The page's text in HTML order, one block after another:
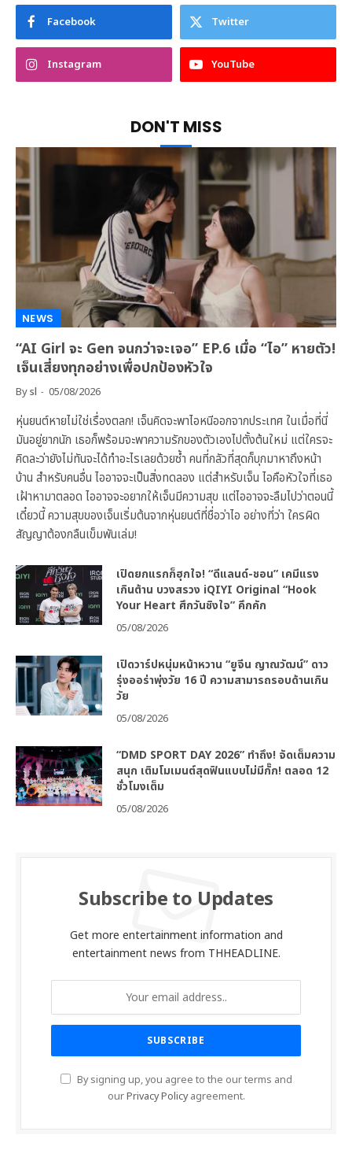
Facebook Twitter
Instagram YouTube
DON'T MISS
NEWS
“AI Girl จะ Gen จนกว่าจะเจอ” EP.6 เมื่อ “ไอ” หายตัว!
เจ็นเสี่ยงทุกอย่างเพื่อปกป้องหัวใจ
Bysl 05/08/2026
หุ่นยนต์หายไม่ใช่เรื่องตลก! เจ็นคิดจะพาไอหนีออกจากประเทศ ในเมื่อที่นี่
มันอยู่ยากนัก เธอก็พร้อมจะพาความรักของตัวเองไปตั้งต้นใหม่ แต่ใครจะ
คิดละว่ายังไม่ทันจะได้ทำอะไรเลยด้วยซ้ำ คนที่กลัวที่สุดก็บุกมาหาถึงหน้า
บ้าน สำหรับคนอื่น ไออาจจะเป็นสิ่งทดลอง แต่สำหรับเจ็น ไอคือหัวใจที่เธอ
เฝ้าหามาตลอด ไออาจจะอยากให้เจ็นมีความสุข แต่ไออาจจะลืมไปว่าตอนนี้
เดี๋ยวนี้ ความสุขของเจ็นเริ่มต้นจากหุ่นยนต์ที่ชื่อว่าไอ อย่างที่ว่า ใครผิด
สัญญาต้องกลืนเข็มพันเล่ม!
เปิดยกแรกก็ฮุกใจ! “ดีแลนด์-ชอน” เคมีแรง
เกินต้าน บวงสรวง iQIYI Original “Hook
Your Heart ศึกวันชิงใจ” คึกคัก
05/08/2026
เปิดวาร์ปหนุ่มหน้าหวาน “ยูจีน ญาณวัฒน์” ดาว
รุ่งออร่าพุ่งวัย 16 ปี ความสามารถรอบด้านเกิน
วัย
05/08/2026
“DMD SPORT DAY 2026” ทำถึง! จัดเต็มความ
สนุก เติมโมเมนต์สุดฟินแบบไม่มีกั๊ก! ตลอด 12
ชั่วโมงเต็ม
05/08/2026
Subscribe to Updates
Get more entertainment information and
entertainment news from THHEADLINE.
By signing up, you agree to the our terms and
ourPrivacy Policyagreement.